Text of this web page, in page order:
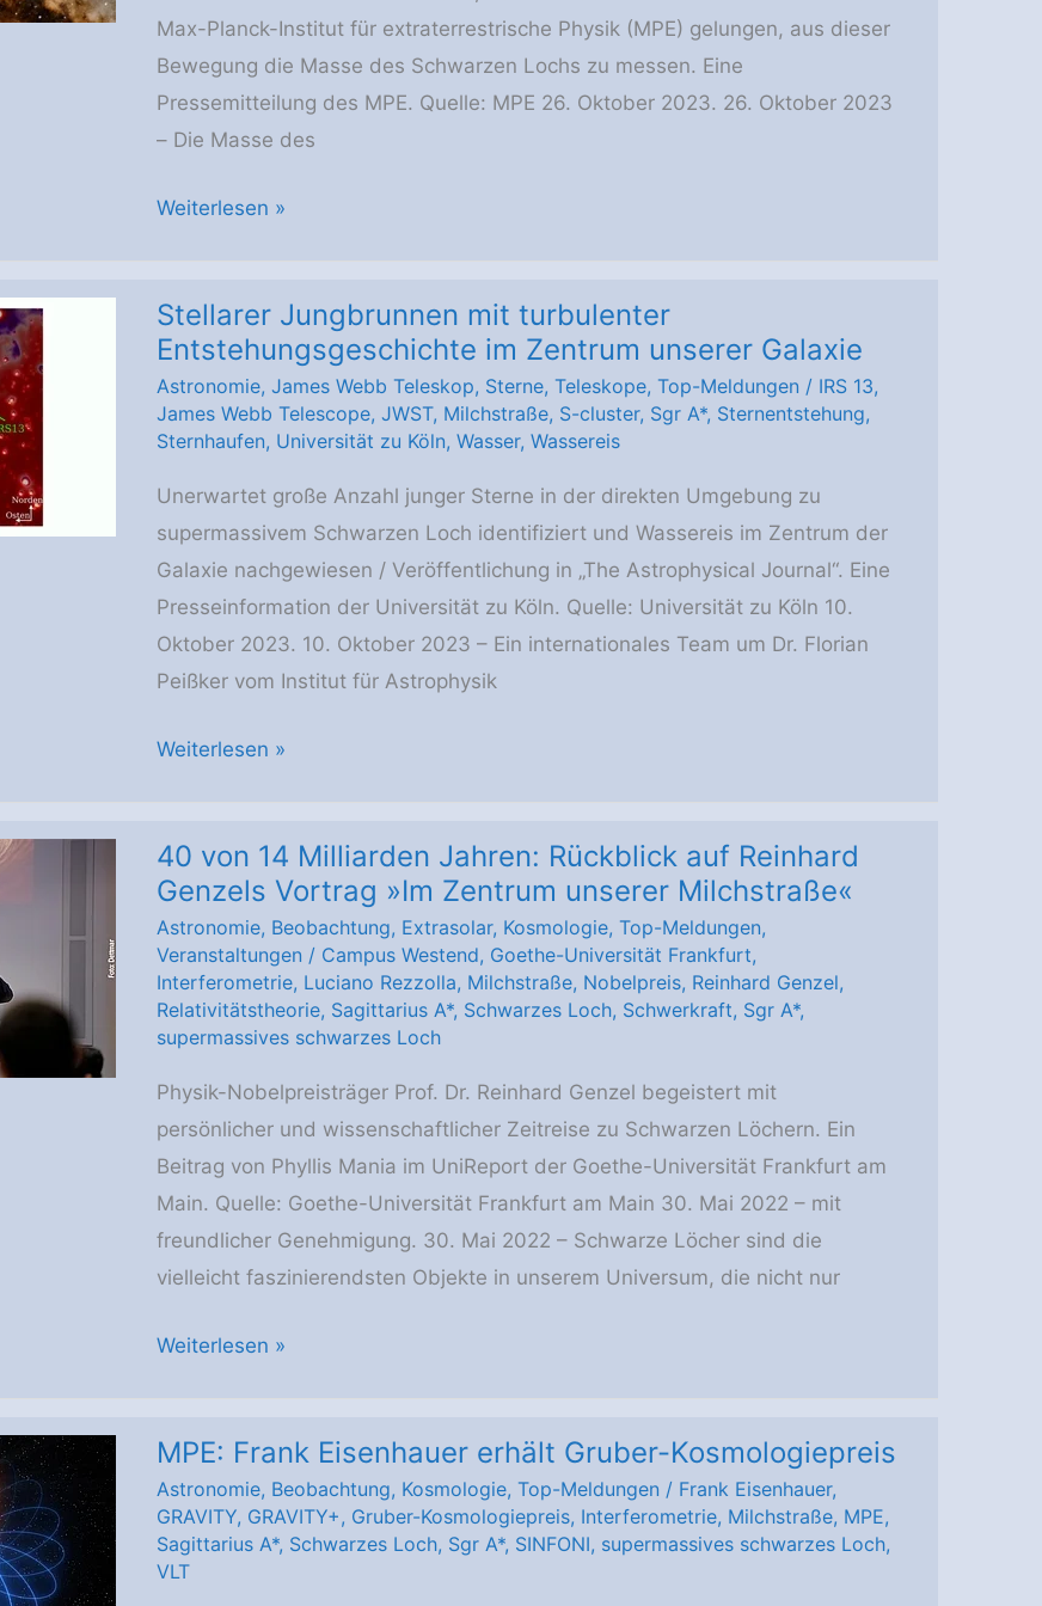
Max-Planck-Institut für extraterrestrische Physik (MPE) gelungen, aus dieser
Bewegung die Masse des Schwarzen Lochs zu messen. Eine
Pressemitteilung des MPE. Quelle: MPE 26. Oktober 2023. 26. Oktober 2023
– Die Masse des
Ultrakompakt:
Loch
im
Zentrum
der
Weiterlesen »
Stellarer Jungbrunnen mit turbulenter
Entstehungsgeschichte im Zentrum unserer Galaxie
Astronomie, James Webb Teleskop, Sterne, Teleskope, Top-Meldungen / IRS 13,
James Webb Telescope, JWST, Milchstraße, S-cluster, Sgr A*, Sternentstehung,
Sternhaufen, Universität zu Köln, Wasser, Wassereis
Unerwartet große Anzahl junger Sterne in der direkten Umgebung zu
supermassivem Schwarzen Loch identifiziert und Wassereis im Zentrum der
Galaxie nachgewiesen / Veröffentlichung in „The Astrophysical Journal“. Eine
Presseinformation der Universität zu Köln. Quelle: Universität zu Köln 10.
Oktober 2023. 10. Oktober 2023 – Ein internationales Team um Dr. Florian
Peißker vom Institut für Astrophysik
Stellarer
turbulenter
Entstehungsgeschichte
im
Zentrum
unserer
Galaxie
Weiterlesen »
40 von 14 Milliarden Jahren: Rückblick auf Reinhard
Genzels Vortrag »Im Zentrum unserer Milchstraße«
Astronomie, Beobachtung, Extrasolar, Kosmologie, Top-Meldungen,
Veranstaltungen / Campus Westend, Goethe-Universität Frankfurt,
Interferometrie, Luciano Rezzolla, Milchstraße, Nobelpreis, Reinhard Genzel,
Relativitätstheorie, Sagittarius A*, Schwarzes Loch, Schwerkraft, Sgr A*,
supermassives schwarzes Loch
Physik-Nobelpreisträger Prof. Dr. Reinhard Genzel begeistert mit
persönlicher und wissenschaftlicher Zeitreise zu Schwarzen Löchern. Ein
Beitrag von Phyllis Mania im UniReport der Goethe-Universität Frankfurt am
Main. Quelle: Goethe-Universität Frankfurt am Main 30. Mai 2022 – mit
freundlicher Genehmigung. 30. Mai 2022 – Schwarze Löcher sind die
vielleicht faszinierendsten Objekte in unserem Universum, die nicht nur
40
Milliarden
Jahren:
Rückblick
auf
Weiterlesen »
MPE: Frank Eisenhauer erhält Gruber-Kosmologiepreis
Astronomie, Beobachtung, Kosmologie, Top-Meldungen / Frank Eisenhauer,
GRAVITY, GRAVITY+, Gruber-Kosmologiepreis, Interferometrie, Milchstraße, MPE,
Sagittarius A*, Schwarzes Loch, Sgr A*, SINFONI, supermassives schwarzes Loch,
VLT